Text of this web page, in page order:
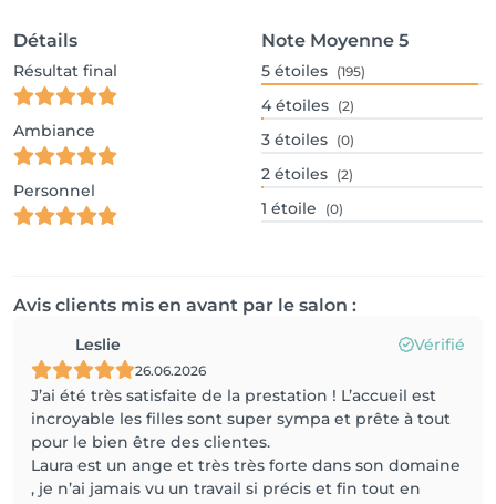
Détails
Résultat final
Ambiance
Personnel
Note Moyenne 5
5 étoiles (195)
4 étoiles (2)
3 étoiles (0)
2 étoiles (2)
1 étoile (0)
Avis clients mis en avant par le salon :
Leslie Vérifié
26.06.2026
J’ai été très satisfaite de la prestation ! L’accueil est
incroyable les filles sont super sympa et prête à tout
pour le bien être des clientes.
Laura est un ange et très très forte dans son domaine
, je n’ai jamais vu un travail si précis et fin tout en